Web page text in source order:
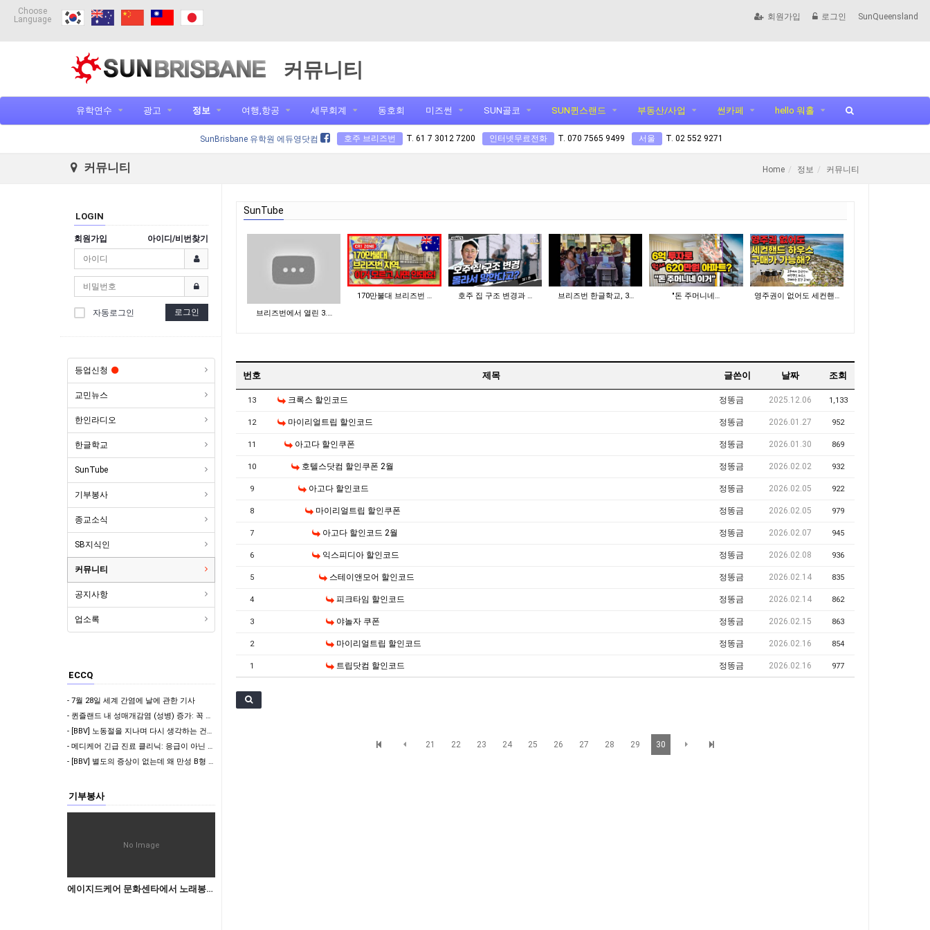
Choose
Language
회원가입 로그인 SunQueensland
커뮤니티
유학연수 광고 정보 여행,항공 세무회계 동호회 미즈썬 SUN골코 SUN퀸스랜드 부동산/사업 썬카페 hello 워홀
SunBrisbane 유학원 에듀영닷컴 호주 브리즈번 T. 61 7 3012 7200 인터넷무료전화 T. 070 7565 9499 서울 T. 02 552 9271
커뮤니티 Home 정보 커뮤니티
LOGIN
회원가입 아이디/비번찾기
자동로그인 로그인
등업신청
교민뉴스
한인라디오
한글학교
SunTube
기부봉사
종교소식
SB지식인
커뮤니티
공지사항
업소록
ECCQ
- 7월 28일 세계 간염에 날에 관한 기사
- 퀸즐랜드 내 성매개감염 (성병) 증가: 꼭 알아야 할 정보
- [BBV] 노동절을 지나며 다시 생각하는 건강 점검의 중요성
- 메디케어 긴급 진료 클리닉: 응급이 아닌 상황에서 빠르고 편리한 의료 서비스 제공
- [BBV] 별도의 증상이 없는데 왜 만성 B형 간염 정기 검사를 받아야 하나요?
기부봉사
No Image
에이지드케어 문화센타에서 노래봉사하실분(드림밴드)
SunTube
브리즈번에서 열린 3.…
170만불대 브리즈번 … 호주 집 구조 변경과 … 브리즈번 한글학교, 3… "돈 주머니네… 영주권이 없어도 세컨핸…
번호 제목 글쓴이 날짜 조회
13 크록스 할인코드 정똥금 2025.12.06 1,133
12 마이리얼트립 할인코드 정똥금 2026.01.27 952
11 아고다 할인쿠폰 정똥금 2026.01.30 869
10 호텔스닷컴 할인쿠폰 2월 정똥금 2026.02.02 932
9 아고다 할인코드 정똥금 2026.02.05 922
8 마이리얼트립 할인쿠폰 정똥금 2026.02.05 979
7 아고다 할인코드 2월 정똥금 2026.02.07 945
6 익스피디아 할인코드 정똥금 2026.02.08 936
5 스테이앤모어 할인코드 정똥금 2026.02.14 835
4 피크타임 할인코드 정똥금 2026.02.14 862
3 야놀자 쿠폰 정똥금 2026.02.15 863
2 마이리얼트립 할인코드 정똥금 2026.02.16 854
1 트립닷컴 할인코드 정똥금 2026.02.16 977
21 22 23 24 25 26 27 28 29 30